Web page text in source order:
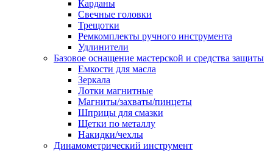
Карданы
Свечные головки
Трещотки
Ремкомплекты ручного инструмента
Удлинители
Базовое оснащение мастерской и средства защиты
Емкости для масла
Зеркала
Лотки магнитные
Магниты/захваты/пинцеты
Шприцы для смазки
Щетки по металлу
Накидки/чехлы
Динамометрический инструмент